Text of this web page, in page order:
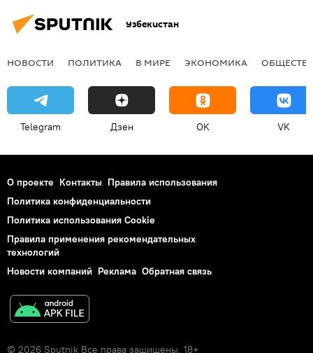
Узбекистан
НОВОСТИ ПОЛИТИКА В МИРЕ ЭКОНОМИКА
Telegram Дзен OK VK
О проекте Контакты Правила использования
Политика конфиденциальности
Политика использования Cookie
Правила применения рекомендательных
технологий
Новости компаний Реклама Обратная связь
© 2026 Sputnik Все права защищены. 18+